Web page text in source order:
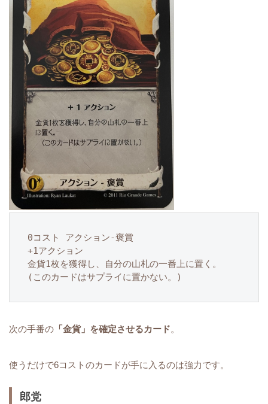
0コスト アクション-褒賞
+1アクション
金貨1枚を獲得し、自分の山札の一番上に置く。
(このカードはサプライに置かない。)
次の手番の 「金貨」を確定させるカード。
使うだけで6コストのカードが手に入るのは強力です。
郎党